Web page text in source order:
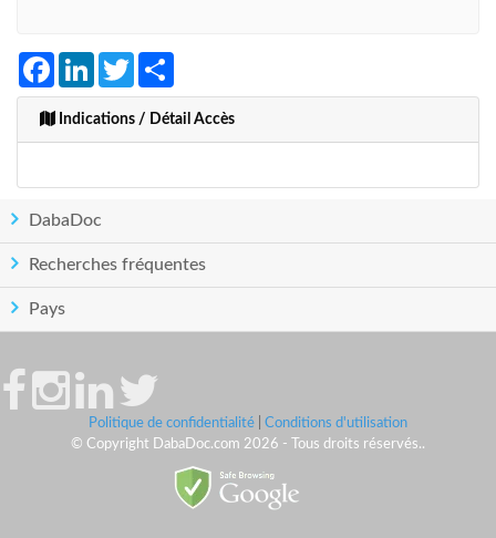
FacebookLinkedInTwitter
Indications / Détail Accès
DabaDoc
Recherches fréquentes
Pays
Politique de confidentialité
Conditions d'utilisation
© Copyright DabaDoc.com 2026 - Tous droits réservés..